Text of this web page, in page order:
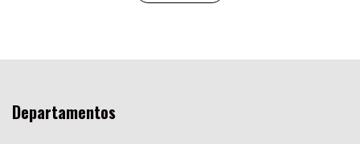
Departamentos